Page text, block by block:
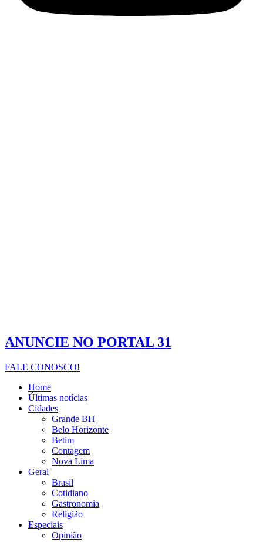
ANUNCIE NO PORTAL 31
FALE CONOSCO!
Home
Últimas notícias
Cidades
Grande BH
Belo Horizonte
Betim
Contagem
Nova Lima
Geral
Brasil
Cotidiano
Gastronomia
Religião
Especiais
Opinião